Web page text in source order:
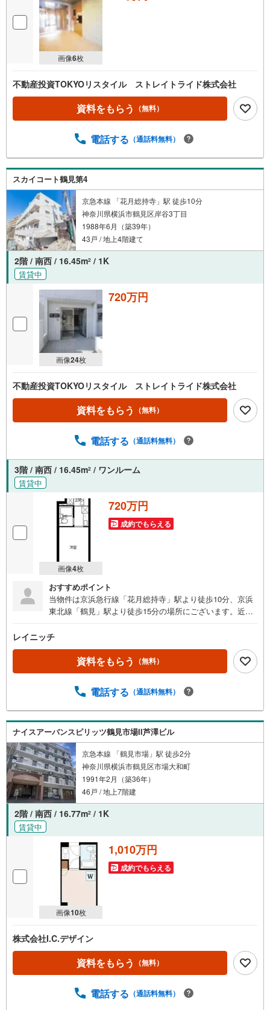
画像6枚
不動産投資TOKYOリスタイル ストレイトライド株式会社
資料をもらう （無料）
電話する （通話料無料）
スカイコート鶴見第4
京急本線 「花月総持寺」駅 徒歩10分
神奈川県横浜市鶴見区岸谷3丁目
1988年6月（築39年）
43戸 / 地上4階建て
2階 / 南西 / 16.45m2 / 1K
賃貸中
画像24枚
720万円
不動産投資TOKYOリスタイル ストレイトライド株式会社
資料をもらう （無料）
電話する （通話料無料）
3階 / 南西 / 16.45m2 / ワンルーム
賃貸中
画像4枚
720万円
成約でもらえる
おすすめポイント
当物件は京浜急行線「花月総持寺」駅より徒歩10分、京浜
東北線「鶴見」駅より徒歩15分の場所にございます。近郊
らの賃貸需要にも期待できるかと思います。現在賃貸中の
オーナーチェンジ物件になりますので、お引渡しと同時に
家賃収入を得る事が可能です。是非、ご検討下さいませ。
レイニッチ
資料をもらう （無料）
電話する （通話料無料）
ナイスアーバンスピリッツ鶴見市場II芦澤ビル
京急本線 「鶴見市場」駅 徒歩2分
神奈川県横浜市鶴見区市場大和町
1991年2月（築36年）
46戸 / 地上7階建
2階 / 南西 / 16.77m2 / 1K
賃貸中
画像10枚
1,010万円
成約でもらえる
株式会社I.C.デザイン
資料をもらう （無料）
電話する （通話料無料）